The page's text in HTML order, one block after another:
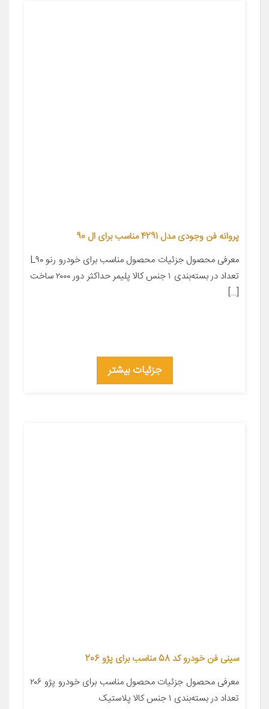
پروانه فن وجودی مدل 4291 مناسب برای ال 90
معرفی محصول جزئیات محصول مناسب برای خودرو رنو L۹۰
تعداد در بسته‌بندی ۱ جنس کالا پلیمر حداکثر دور ۲۰۰۰ ساخت
[…]
جزئیات بیشتر
سینی فن خودرو کد 58 مناسب برای پژو 206
معرفی محصول جزئیات محصول مناسب برای خودرو پژو ۲۰۶
تعداد در بسته‌بندی ۱ جنس کالا پلاستیک